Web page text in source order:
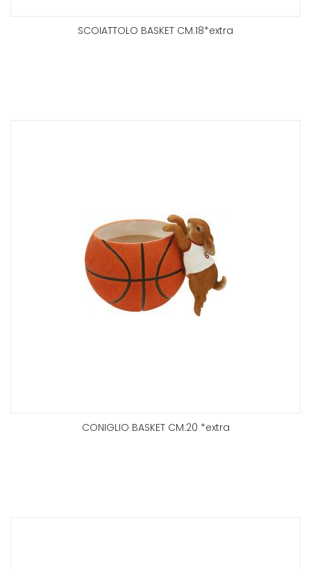
SCOIATTOLO BASKET CM.18*extra
CONIGLIO BASKET CM.20 *extra